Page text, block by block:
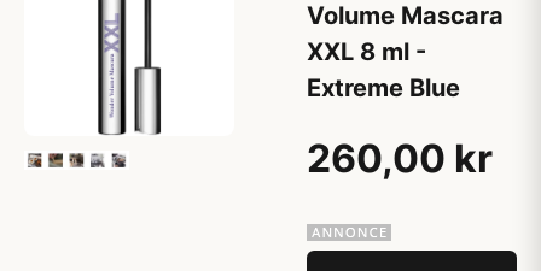
Volume Mascara
XXL 8 ml -
Extreme Blue
260,00 kr